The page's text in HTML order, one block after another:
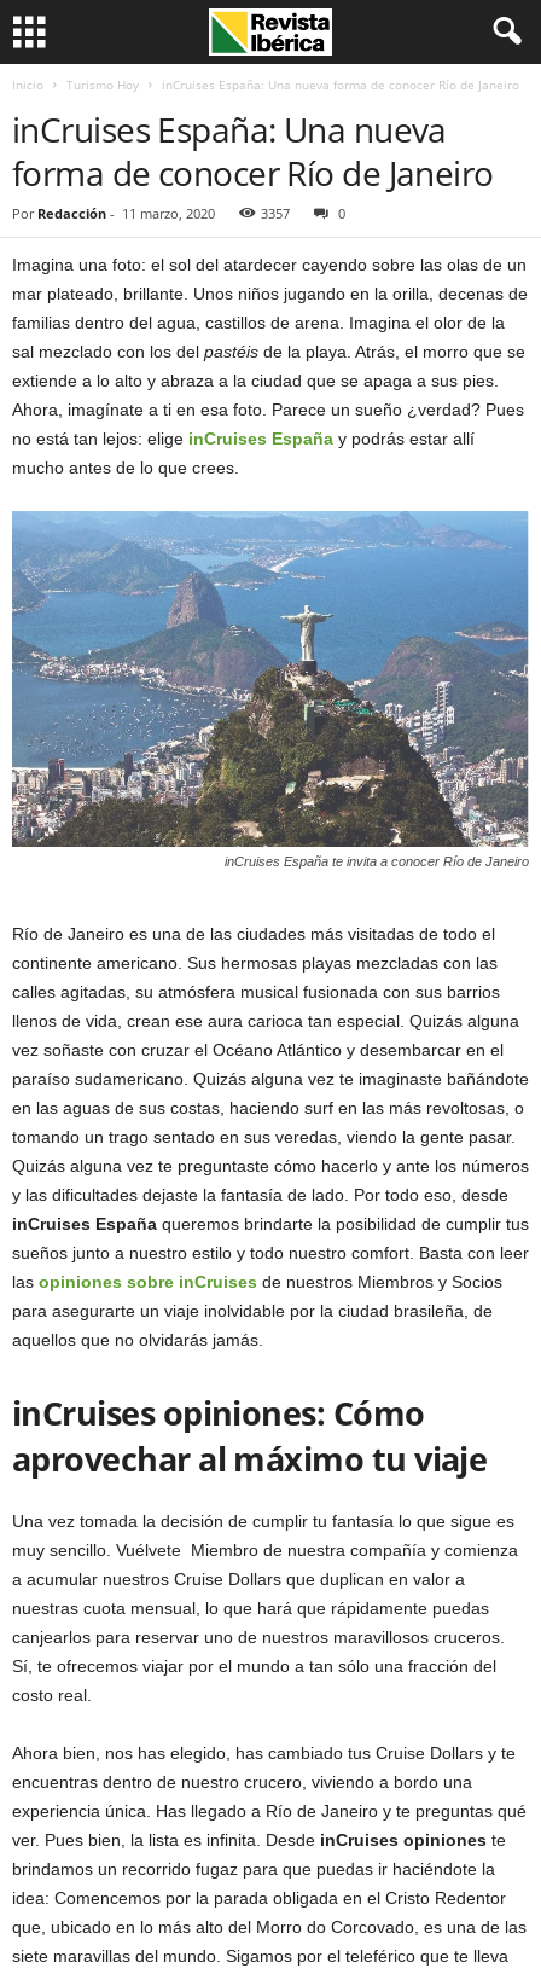
Inicio Turismo Hoy inCruises España: Una nueva forma de conocer Río de Janeiro
inCruises España: Una nueva
forma de conocer Río de Janeiro
Por Redacción - 11 marzo, 2020 3357 0
Imagina una foto: el sol del atardecer cayendo sobre las olas de un
mar plateado, brillante. Unos niños jugando en la orilla, decenas de
familias dentro del agua, castillos de arena. Imagina el olor de la
sal mezclado con los del pastéis de la playa. Atrás, el morro que se
extiende a lo alto y abraza a la ciudad que se apaga a sus pies.
Ahora, imagínate a ti en esa foto. Parece un sueño ¿verdad? Pues
no está tan lejos: elige inCruises España y podrás estar allí
mucho antes de lo que crees.
inCruises España te invita a conocer Río de Janeiro
Río de Janeiro es una de las ciudades más visitadas de todo el
continente americano. Sus hermosas playas mezcladas con las
calles agitadas, su atmósfera musical fusionada con sus barrios
llenos de vida, crean ese aura carioca tan especial. Quizás alguna
vez soñaste con cruzar el Océano Atlántico y desembarcar en el
paraíso sudamericano. Quizás alguna vez te imaginaste bañándote
en las aguas de sus costas, haciendo surf en las más revoltosas, o
tomando un trago sentado en sus veredas, viendo la gente pasar.
Quizás alguna vez te preguntaste cómo hacerlo y ante los números
y las dificultades dejaste la fantasía de lado. Por todo eso, desde
inCruises España queremos brindarte la posibilidad de cumplir tus
sueños junto a nuestro estilo y todo nuestro comfort. Basta con leer
las opiniones sobre inCruises de nuestros Miembros y Socios
para asegurarte un viaje inolvidable por la ciudad brasileña, de
aquellos que no olvidarás jamás.
inCruises opiniones: Cómo
aprovechar al máximo tu viaje
Una vez tomada la decisión de cumplir tu fantasía lo que sigue es
muy sencillo. Vuélvete Miembro de nuestra compañía y comienza
a acumular nuestros Cruise Dollars que duplican en valor a
nuestras cuota mensual, lo que hará que rápidamente puedas
canjearlos para reservar uno de nuestros maravillosos cruceros.
Sí, te ofrecemos viajar por el mundo a tan sólo una fracción del
costo real.
Ahora bien, nos has elegido, has cambiado tus Cruise Dollars y te
encuentras dentro de nuestro crucero, viviendo a bordo una
experiencia única. Has llegado a Río de Janeiro y te preguntas qué
ver. Pues bien, la lista es infinita. Desde inCruises opiniones te
brindamos un recorrido fugaz para que puedas ir haciéndote la
idea: Comencemos por la parada obligada en el Cristo Redentor
que, ubicado en lo más alto del Morro do Corcovado, es una de las
siete maravillas del mundo. Sigamos por el teleférico que te lleva